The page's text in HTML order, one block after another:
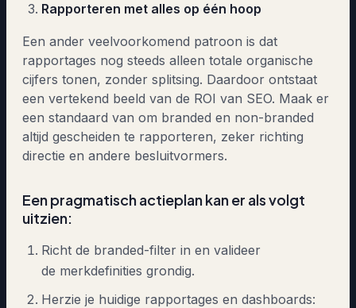
Rapporteren met alles op één hoop
Een ander veelvoorkomend patroon is dat
rapportages nog steeds alleen totale organische
cijfers tonen, zonder splitsing. Daardoor ontstaat
een vertekend beeld van de ROI van SEO. Maak er
een standaard van om branded en non-branded
altijd gescheiden te rapporteren, zeker richting
directie en andere besluitvormers.
Een pragmatisch actieplan kan er als volgt
uitzien:
Richt de branded-filter in en valideer
de merkdefinities grondig.
Herzie je huidige rapportages en dashboards: